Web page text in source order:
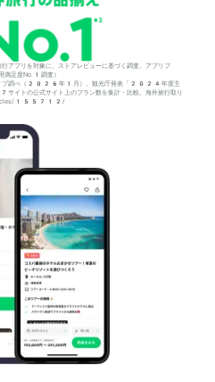
プリを対象に、ストアレビューに基づく調査。アプリブ
足度No.1調査）
リブ調べ（2026年1月）。観光庁発表「2024年度主
イトの公式サイト上のプラン数を集計・比較。海外旅行取り
articles/155712/